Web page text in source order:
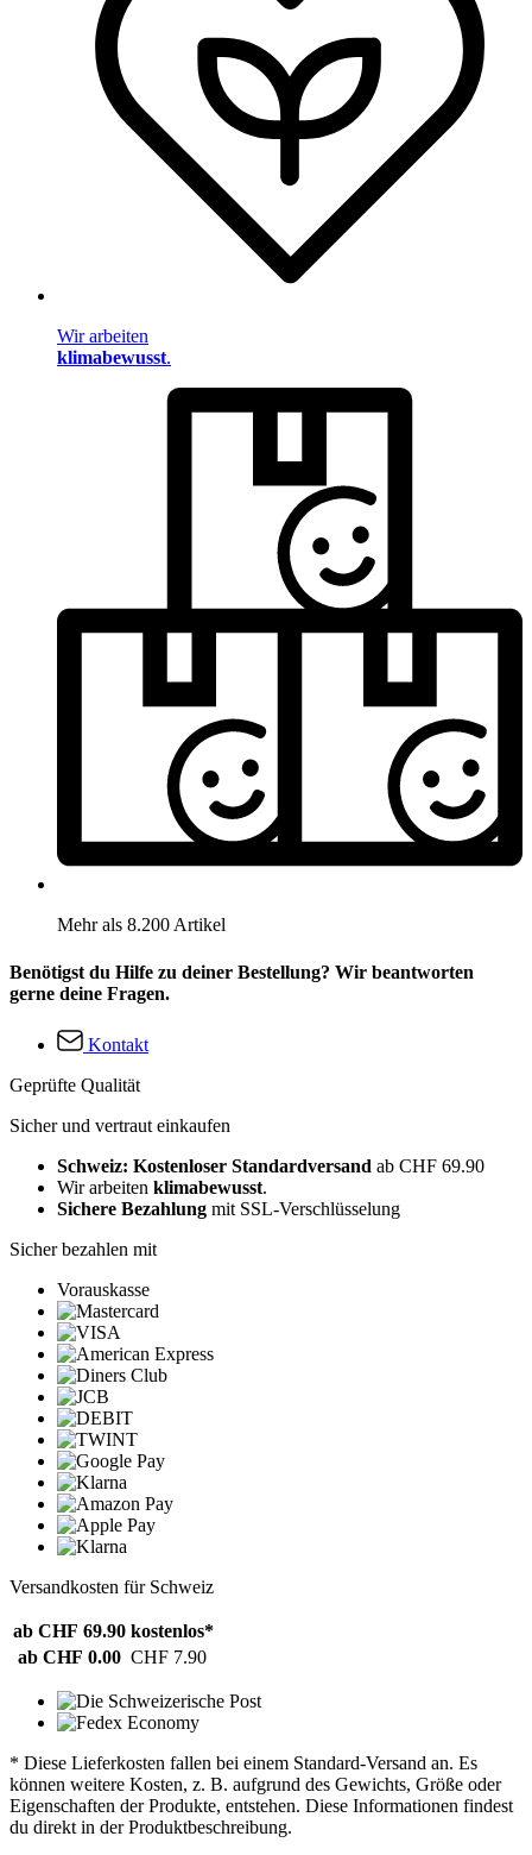
Wir arbeiten
klimabewusst.
Mehr als 8.200 Artikel
Benötigst du Hilfe zu deiner Bestellung? Wir beantworten
gerne deine Fragen.
Kontakt
Geprüfte Qualität
Sicher und vertraut einkaufen
Schweiz: Kostenloser Standardversand ab CHF 69.90
Wir arbeiten klimabewusst.
Sichere Bezahlung mit SSL-Verschlüsselung
Sicher bezahlen mit
Vorauskasse
Versandkosten für Schweiz
ab CHF 69.90 kostenlos*
ab CHF 0.00 CHF 7.90
* Diese Lieferkosten fallen bei einem Standard-Versand an. Es
können weitere Kosten, z. B. aufgrund des Gewichts, Größe oder
Eigenschaften der Produkte, entstehen. Diese Informationen findest
du direkt in der Produktbeschreibung.